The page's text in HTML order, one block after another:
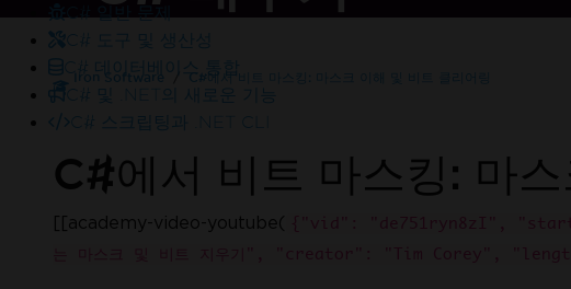
C# 도구 및 생산성
C# 데이터베이스 통합
C# 및 .NET의 새로운 기능
C# 스크립팅과 .NET CLI
Iron Software C#에서 비트 마스킹: 마스크 이해 및 비트 클리어링
C#에서 비트 마스킹: 마
[[academy-video-youtube(